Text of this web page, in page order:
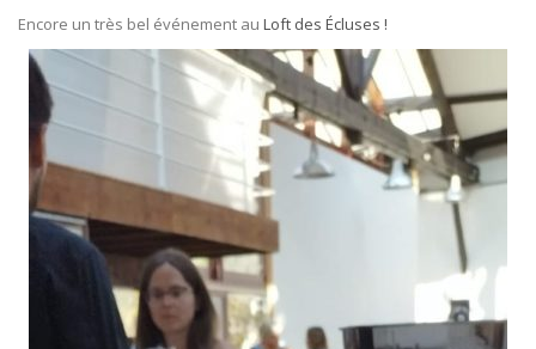
Encore un très bel événement au Loft des Écluses !